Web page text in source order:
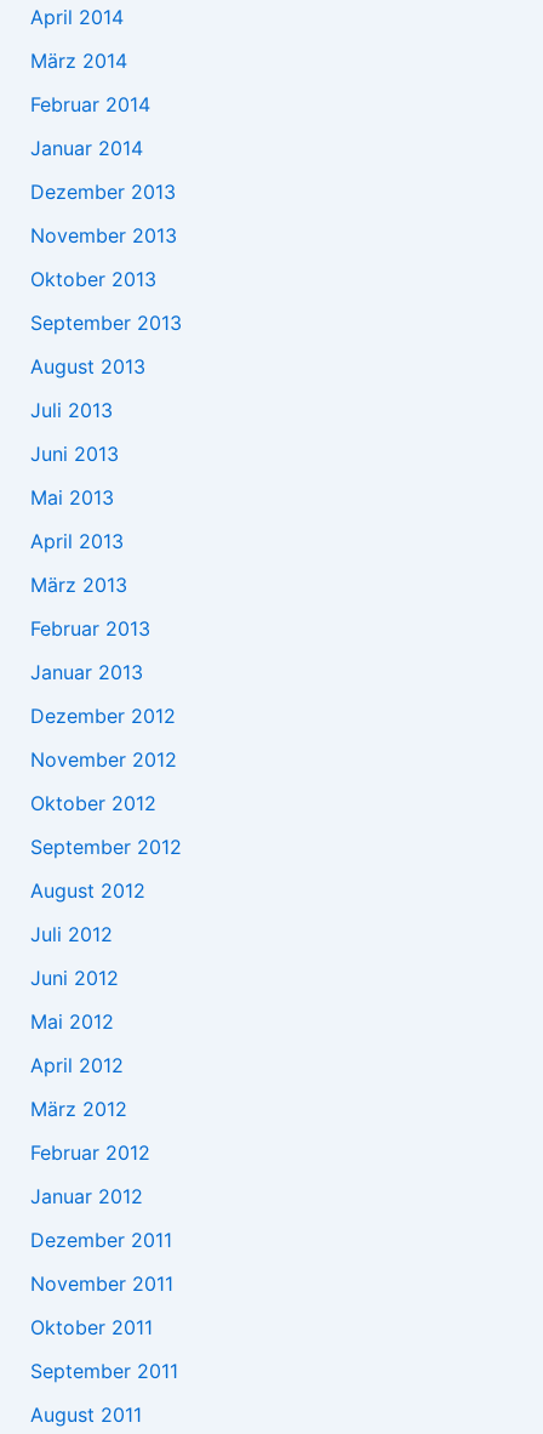
April 2014
März 2014
Februar 2014
Januar 2014
Dezember 2013
November 2013
Oktober 2013
September 2013
August 2013
Juli 2013
Juni 2013
Mai 2013
April 2013
März 2013
Februar 2013
Januar 2013
Dezember 2012
November 2012
Oktober 2012
September 2012
August 2012
Juli 2012
Juni 2012
Mai 2012
April 2012
März 2012
Februar 2012
Januar 2012
Dezember 2011
November 2011
Oktober 2011
September 2011
August 2011